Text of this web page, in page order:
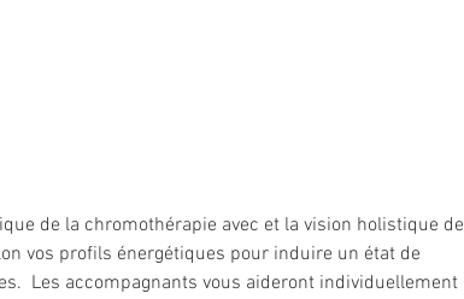
de la chromothérapie avec et la vision holistique de
vos profils énergétiques pour induire un état de
Les accompagnants vous aideront individuellement